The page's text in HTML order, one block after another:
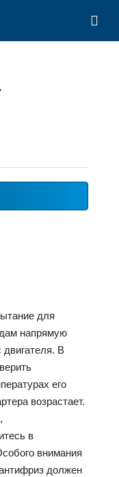
для
напрямую
двигателя. В
его
возрастает.
в
внимания
должен